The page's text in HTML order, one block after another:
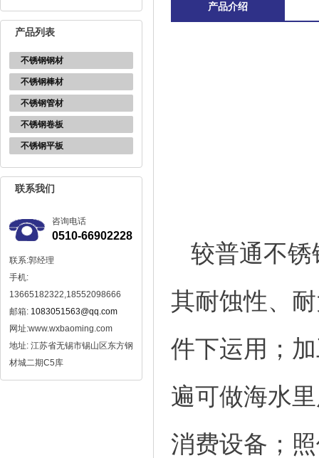
产品列表
不锈钢钢材
不锈钢棒材
不锈钢管材
不锈钢卷板
不锈钢平板
联系我们
咨询电话
0510-66902228
联系:郭经理
手机:
13665182322,18552098666
邮箱: 1083051563@qq.com
网址:www.wxbaoming.com
地址: 江苏省无锡市锡山区东方钢
材城二期C5库
产品介绍
较普通不
其耐蚀性、
件下运用；
遍可做海水
消费设备；